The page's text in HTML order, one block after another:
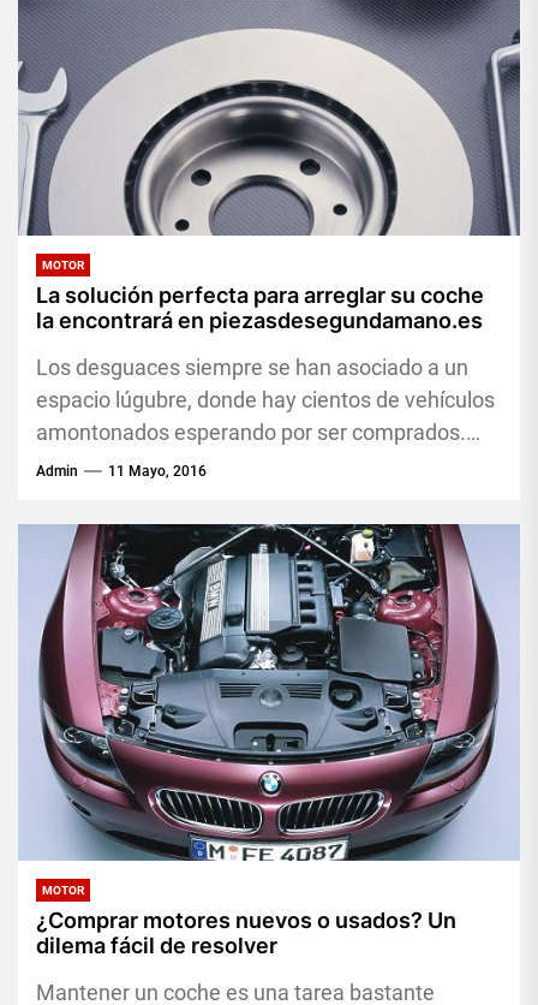
MOTOR
La solución perfecta para arreglar su coche
la encontrará en piezasdesegundamano.es
Los desguaces siempre se han asociado a un
espacio lúgubre, donde hay cientos de vehículos
amontonados esperando por ser comprados.
Por fortuna, en la actualidad...
Admin 11 Mayo, 2016
MOTOR
¿Comprar motores nuevos o usados? Un
dilema fácil de resolver
Mantener un coche es una tarea bastante